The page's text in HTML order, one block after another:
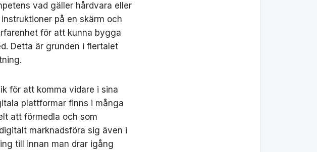
vad gäller hårdvara eller
på en skärm och
för att kunna bygga
Detta är grunden i flertalet
för att komma vidare i sina
plattformar finns i många
att förmedla och som
marknadsföra sig även i
till innan man drar igång